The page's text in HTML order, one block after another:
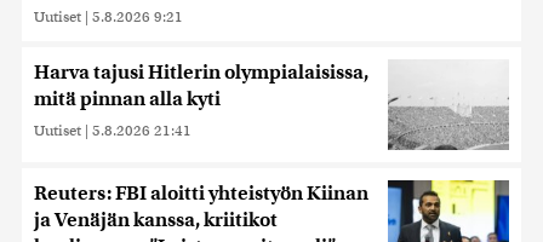
Uutiset | 5.8.2026 9:21
Harva tajusi Hitlerin olympialaisissa,
mitä pinnan alla kyti
Uutiset | 5.8.2026 21:41
Reuters: FBI aloitti yhteistyön Kiinan
ja Venäjän kanssa, kriitikot